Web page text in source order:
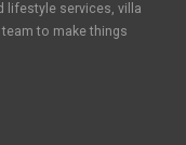
lifestyle services, villa
to make things